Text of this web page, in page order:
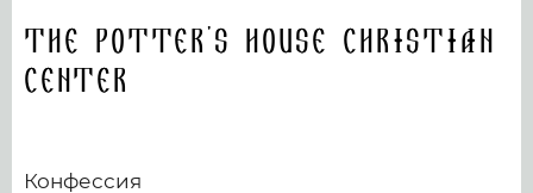
The Potter's House Christian
Center
Конфессия